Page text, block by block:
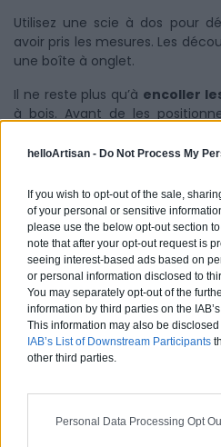
helloArtisan - Do Not Process My
If you wish to opt-out of the sale,
of your personal or sensitive
please use the below opt-out section
note that after your opt-out request is
seeing interest-based ads based on
or personal information disclosed to
You may separately opt-out of the
information by third parties on the
This information may also be
IAB’s List of Downstream Participants
other third parties.
Personal Data Processing Opt
Utilisez une scie à dos pour
avoir pris les mesures. Les
une boîte à onglet.
Il ne reste plus qu’à encoller
à bois. Avant de les
plinthe. Puis, il faut laisser
Vous avez terminé la pose
pouvez maintenant profiter